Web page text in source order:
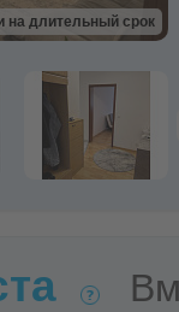
на длительный срок